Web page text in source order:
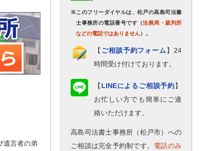
遺言者の弟
※このフリーダイヤルは、松戸の高島司法書
士事務所の電話番号です（法務局・裁判所
などの電話ではありません）。
【 ご相談予約フォーム 】24
時間受け付けております。
【 LINEによるご相談予約】
お忙しい方でも簡単にご連
絡いただけます。
高島司法書士事務所（松戸市）への
ご相談は完全予約制です。 電話のみ